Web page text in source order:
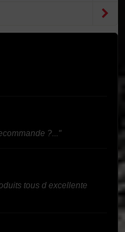
?..."
tous d excellente